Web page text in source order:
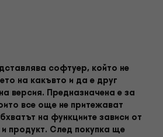
софтуер, който не
на какъвто и да е друг
версия. Предназначена е за
все още не притежават
на функциите зависи от
продукт. След покупка ще